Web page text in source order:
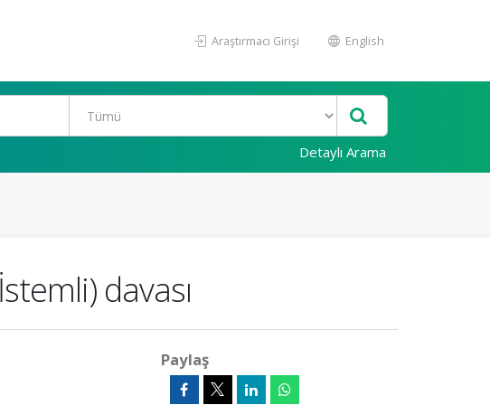
Araştırmacı Girişi English
Detaylı Arama
davası
Paylaş